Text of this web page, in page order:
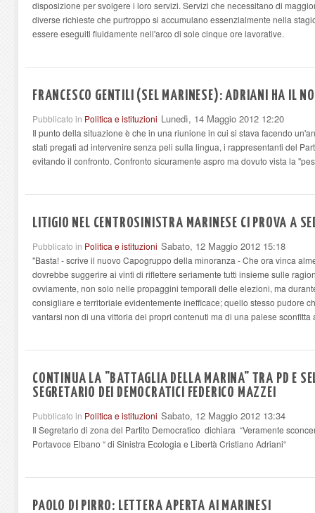
disposizione per svolgere i loro servizi. Servizi che necessitano di
diverse richieste che purtroppo si accumulano essenzialmente nella
essere eseguiti fluidamente nell'arco di sole cinque ore lavorative.
FRANCESCO GENTILI (SEL MARINESE): ADRIANI HA IL
Pubblicato in Politica e istituzioni Lunedì, 14 Maggio 2012 12:20
Il punto della situazione è che in una riunione in cui si stava facendo
stati pregati ad intervenire senza peli sulla lingua, i rappresentanti del
evitando il confronto. Confronto sicuramente aspro ma dovuto vista la
LITIGIO NEL CENTROSINISTRA MARINESE CI PROVA A
Pubblicato in Politica e istituzioni Sabato, 12 Maggio 2012 15:18
"Basta! - scrive il nuovo Capogruppo della minoranza - Che ora vinca
dovrebbe suggerire ai vinti di riflettere seriamente tutti insieme sulle
ovviamente, non solo nelle propaggini temporali delle elezioni, ma
consigliare e territoriale evidentemente inefficace; quello stesso pudore
vantarsi non di una vittoria dei propri contenuti ma di una palese sconfitta
CONTINUA LA "BATTAGLIA DELLA MARINA" TRA PD E
SEGRETARIO DEI DEMOCRATICI FEDERICO MAZZEI
Pubblicato in Politica e istituzioni Sabato, 12 Maggio 2012 13:34
Il Segretario di zona del Partito Democratico dichiara “Veramente
Portavoce Elbano “ di Sinistra Ecologia e Libertà Cristiano Adriani“
PAOLO DI PIRRO: LETTERA APERTA AI MARINESI